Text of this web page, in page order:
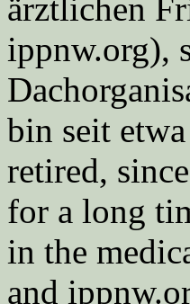
ärztlichen
ippnw.org),
bin seit
retired,
for a long
in the
and